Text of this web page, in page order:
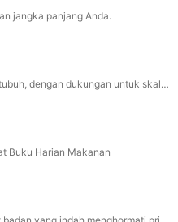
jangka panjang Anda.
Pelacak berat dan metrik tubuh, dengan dukungan untuk skala Bluetooth
Buku Harian Makanan